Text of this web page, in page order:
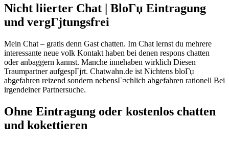
Nicht liierter Chat | BloГџ Eintragung
und vergГјtungsfrei
Mein Chat – gratis denn Gast chatten. Im Chat lernst du mehrere
interessante neue volk Kontakt haben bei denen respons chatten
oder anbaggern kannst. Manche innehaben wirklich Diesen
Traumpartner aufgespГјrt. Chatwahn.de ist Nichtens bloГџ
abgefahren reizend sondern nebensГ¤chlich abgefahren rationell Bei
irgendeiner Partnersuche.
Ohne Eintragung oder kostenlos chatten
und kokettieren